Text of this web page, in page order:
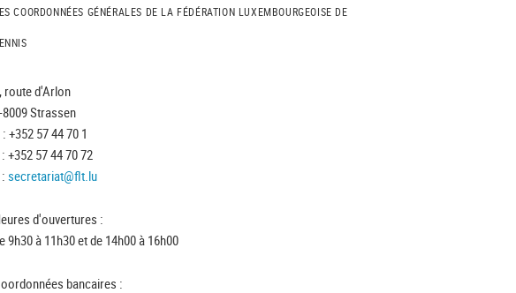
COORDONNÉES GÉNÉRALES DE LA FÉDÉRATION LUXEMBOURGEOISE DE
route d'Arlon
8009 Strassen
+352 57 44 70 1
: +352 57 44 70 72
: secretariat@flt.lu
d'ouvertures :
9h30 à 11h30 et de 14h00 à 16h00
bancaires :